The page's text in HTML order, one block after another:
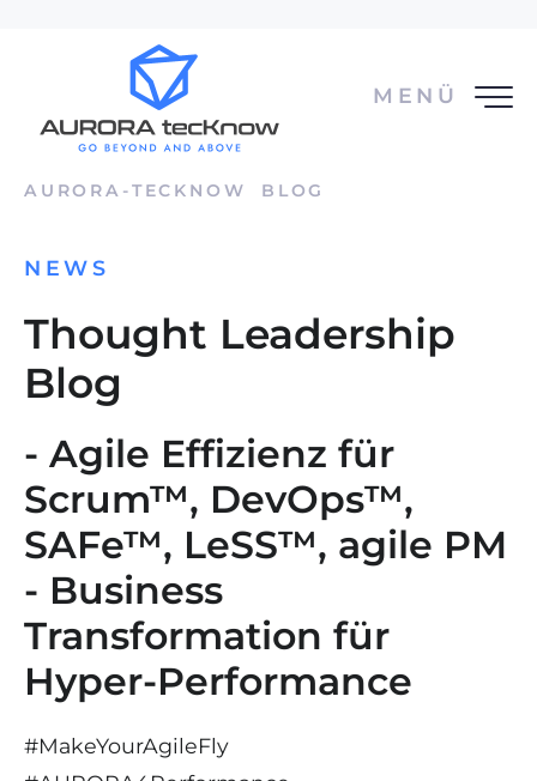
MENÜ
AURORA-TECKNOW BLOG
NEWS
Thought Leadership
Blog
- Agile Effizienz für
Scrum™, DevOps™,
SAFe™, LeSS™, agile PM
- Business
Transformation für
Hyper-Performance
#MakeYourAgileFly